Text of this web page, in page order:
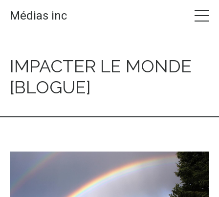
Médias inc
IMPACTER LE MONDE
[BLOGUE]